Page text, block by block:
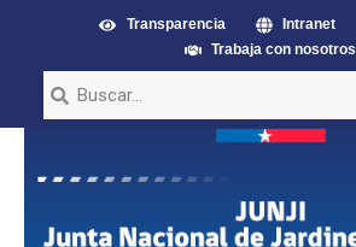
Transparencia Intranet
Trabaja con nosotros